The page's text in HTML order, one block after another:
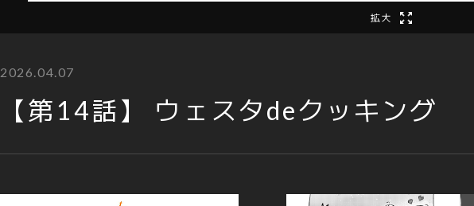
拡大
2026.04.07
【第14話】 ウェスタdeクッキング